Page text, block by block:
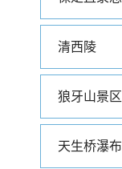
清西陵
狼牙山景区